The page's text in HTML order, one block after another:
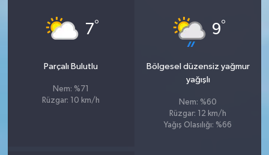
7°
Parçalı Bulutlu
Nem: %71
Rüzgar: 10 km/h
9°
Bölgesel düzensiz yağmur
yağışlı
Nem: %60
Rüzgar: 12 km/h
Yağış Olasılığı: %66